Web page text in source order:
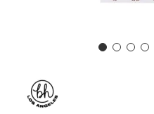
началото